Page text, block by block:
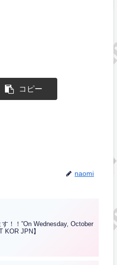
コピー
naomi
！！”On Wednesday, October
KOR JPN】